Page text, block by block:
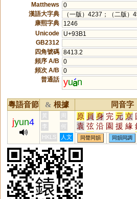
Matthews
0
漢語大字典
（一版）4237；（二版）
康熙字典
1246
Unicode
U+93B1
GB2312
四角號碼 8413.2
頻序 A/B
0
頻次 A/B
0
普通話 yu n
粵語音節 & 根據 同音字
jyun4
黃 周 原 員 身 完 元 京
袁 弦 沿 園 援 緣
烷 玄 丸 圜 猿 眩
紈 炫 轅 爰 隕 椽
蝝
杬
榞
獂
李
何
HKLS
人文 同聲同韻 同韻同調